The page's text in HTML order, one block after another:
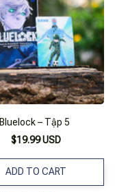
Bluelock – Tập 5
$19.99 USD
ADD TO CART